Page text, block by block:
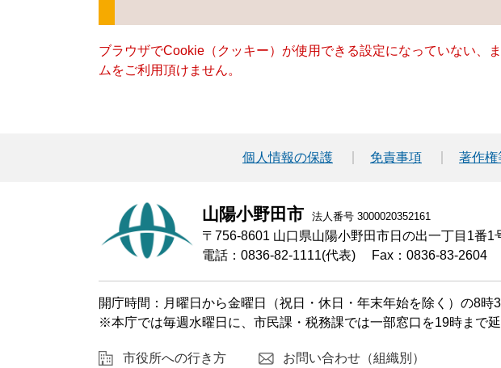
ブラウザでCookie（クッキー）が使用できる設定になっていない、
ムをご利用頂けません。
個人情報の保護 免責事項 著作権
山陽小野田市 法人番号 3000020352161
〒756-8601 山口県山陽小野田市日の出一丁目1番1
電話：0836-82-1111(代表)
Fax：0836-83-2604
開庁時間：月曜日から金曜日（祝日・休日・年末年始を除く）の8時
※本庁では毎週水曜日に、市民課・税務課では一部窓口を19時まで延
市役所への行き方 お問い合わせ（組織別）